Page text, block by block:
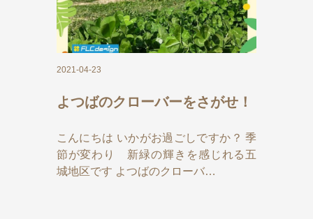
2021-04-23
よつばのクローバーをさがせ！
こんにちは いかがお過ごしですか？ 季
節が変わり 新緑の輝きを感じれる五
城地区です よつばのクローバ…